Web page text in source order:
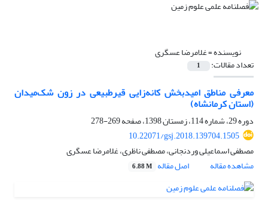
نویسنده =غلامرضا عسگری
تعداد مقالات: 1
معرفی مناطق امیدبخش کانه‌زایی قیرطبیعی در زون شک‌میدان
(استان کرمانشاه)
دوره 29، شماره 114، زمستان 1398، صفحه
269-278
10.22071/gsj.2018.139704.1505
مصطفی اسماعیلی وردنجانی، مصطفی ناظری، غلامرضا عسگری
مشاهده مقاله
اصل مقاله 6.88 M